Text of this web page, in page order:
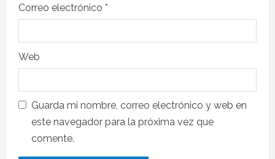
Correo electrónico *
Web
Guarda mi nombre, correo electrónico y web en
este navegador para la próxima vez que
comente.